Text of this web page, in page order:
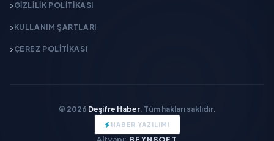
GIZLILIK POLITIKASI
KULLANIM ŞARTLARI
ÇEREZ POLITIKASI
© 2026 Deşifre Haber. Tüm hakları saklıdır.
HABER YAZILIMI